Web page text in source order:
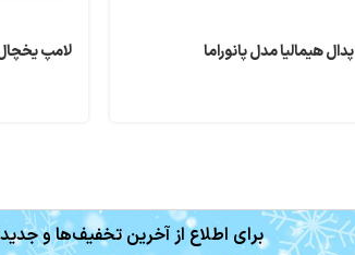
پدال هیمالیا مدل پانوراما لامپ
برای اطلاع از آخرین تخفیف‌ها و